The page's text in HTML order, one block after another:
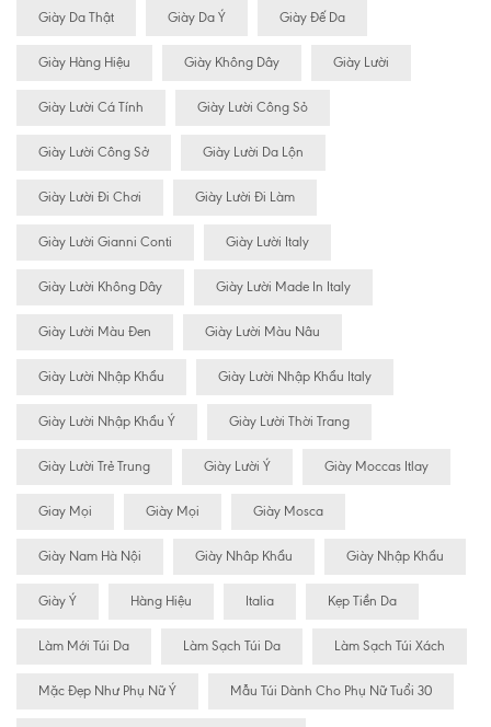
Giày Da Thật Giày Da Ý Giày Đế Da
Giày Hàng Hiệu Giày Không Dây Giày Lười
Giày Lười Cá Tính Giày Lười Công Sỏ
Giày Lười Công Sở Giày Lười Da Lộn
Giày Lười Đi Chơi Giày Lười Đi Làm
Giày Lười Gianni Conti Giày Lười Italy
Giày Lười Không Dây Giày Lười Made In Italy
Giày Lười Màu Đen Giày Lười Màu Nâu
Giày Lười Nhập Khẩu Giày Lười Nhập Khẩu Italy
Giày Lười Nhập Khẩu Ý Giày Lười Thời Trang
Giày Lười Trẻ Trung Giày Lười Ý Giày Moccas Itlay
Giay Mọi Giày Mọi Giày Mosca
Giày Nam Hà Nội Giày Nhâp Khẩu Giày Nhập Khẩu
Giày Ý Hàng Hiệu Italia Kẹp Tiền Da
Làm Mới Túi Da Làm Sạch Túi Da Làm Sạch Túi Xách
Mặc Đẹp Như Phụ Nữ Ý Mẫu Túi Dành Cho Phụ Nữ Tuổi 30